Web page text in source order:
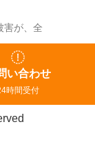
害が、全
い合わせ
時間受付